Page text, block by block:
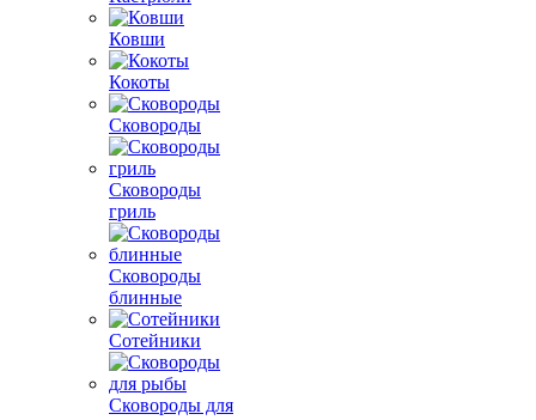
Ковши
Кокоты
Сковороды
Сковороды
гриль
Сковороды
блинные
Сотейники
Сковороды для